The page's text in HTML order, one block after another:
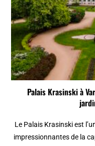
Palais Krasinski à
Le Palais Krasinski est
impressionnantes de la